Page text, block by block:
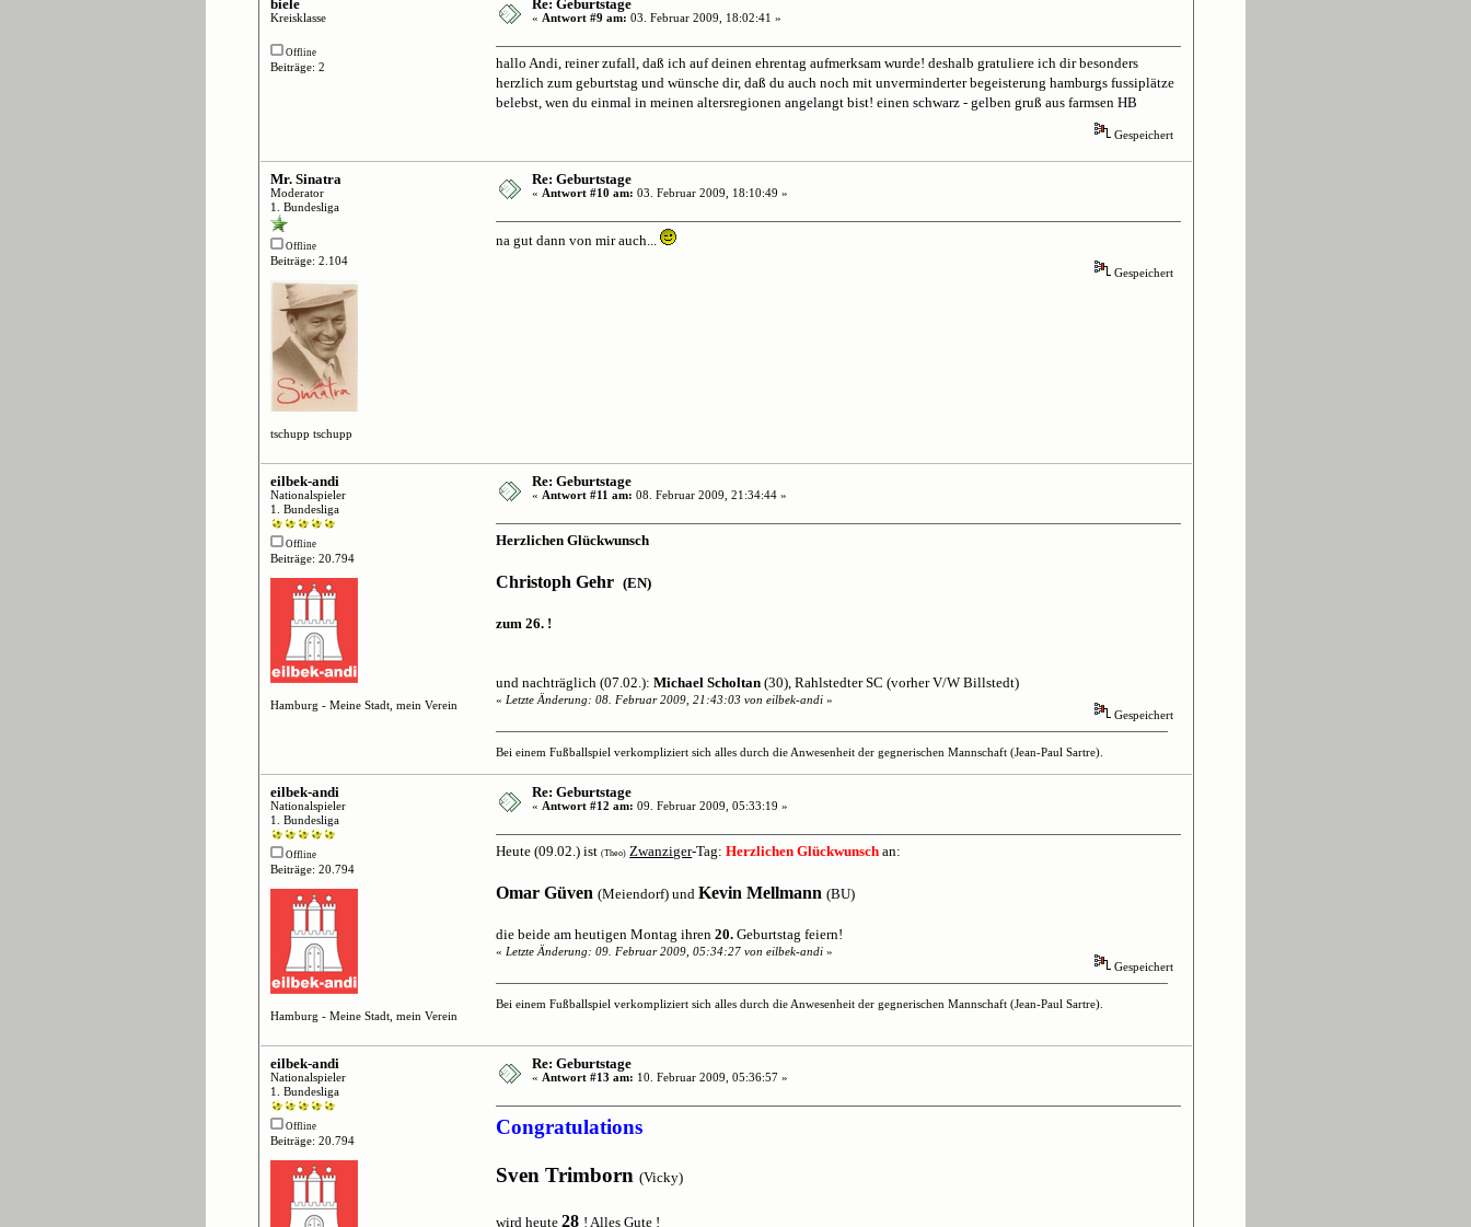
biele
Kreisklasse
Offline
Beiträge: 2
Re: Geburtstage
« Antwort #9 am: 03. Februar 2009, 18:02:41 »
hallo Andi, reiner zufall, daß ich auf deinen ehrentag aufmerksam wurde! deshalb gratuliere ich dir besonders
herzlich zum geburtstag und wünsche dir, daß du auch noch mit unverminderter begeisterung hamburgs fussiplätze
belebst, wen du einmal in meinen altersregionen angelangt bist! einen schwarz - gelben gruß aus farmsen HB
Gespeichert
Mr. Sinatra
Moderator
1. Bundesliga
Offline
Beiträge: 2.104
tschupp tschupp
Re: Geburtstage
« Antwort #10 am: 03. Februar 2009, 18:10:49 »
na gut dann von mir auch...
Gespeichert
eilbek-andi
Nationalspieler
1. Bundesliga
Offline
Beiträge: 20.794
Hamburg - Meine Stadt, mein Verein
Re: Geburtstage
« Antwort #11 am: 08. Februar 2009, 21:34:44 »
Herzlichen Glückwunsch
Christoph Gehr(EN)
zum 26. !
und nachträglich (07.02.):Michael Scholtan(30), Rahlstedter SC (vorher V/W Billstedt)
«Letzte Änderung: 08. Februar 2009, 21:43:03 von eilbek-andi »
Gespeichert
Bei einem Fußballspiel verkompliziert sich alles durch die Anwesenheit der gegnerischen Mannschaft (Jean-Paul Sartre).
eilbek-andi
Nationalspieler
1. Bundesliga
Offline
Beiträge: 20.794
Hamburg - Meine Stadt, mein Verein
Re: Geburtstage
« Antwort #12 am: 09. Februar 2009, 05:33:19 »
Heute (09.02.) ist(Theo) Zwanziger-Tag:Herzlichen Glückwunsch an:
Omar Güven(Meiendorf) undKevin Mellmann(BU)
die beide am heutigen Montag ihren20. Geburtstag feiern!
«Letzte Änderung: 09. Februar 2009, 05:34:27 von eilbek-andi »
Gespeichert
Bei einem Fußballspiel verkompliziert sich alles durch die Anwesenheit der gegnerischen Mannschaft (Jean-Paul Sartre).
eilbek-andi
Nationalspieler
1. Bundesliga
Offline
Beiträge: 20.794
Re: Geburtstage
« Antwort #13 am: 10. Februar 2009, 05:36:57 »
Congratulations
Sven Trimborn(Vicky)
wird heute28 ! Alles Gute !